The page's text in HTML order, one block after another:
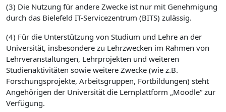
(3) Die Nutzung für andere Zwecke ist nur mit Genehmigung
durch das Bielefeld IT-Servicezentrum (BITS) zulässig.
(4) Für die Unterstützung von Studium und Lehre an der
Universität, insbesondere zu Lehrzwecken im Rahmen von
Lehrveranstaltungen, Lehrprojekten und weiteren
Studienaktivitäten sowie weitere Zwecke (wie z.B.
Forschungsprojekte, Arbeitsgruppen, Fortbildungen) steht
Angehörigen der Universität die Lernplattform „Moodle“ zur
Verfügung.